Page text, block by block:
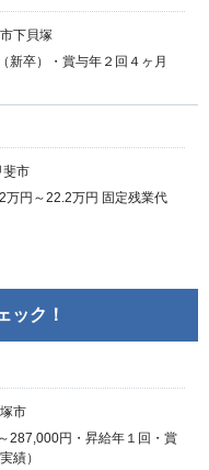
下貝塚
新卒）・賞与年２回４ヶ月
斐市
円～22.2万円 固定残業代
ック！
市
287,000円・昇給年１回・賞
績）